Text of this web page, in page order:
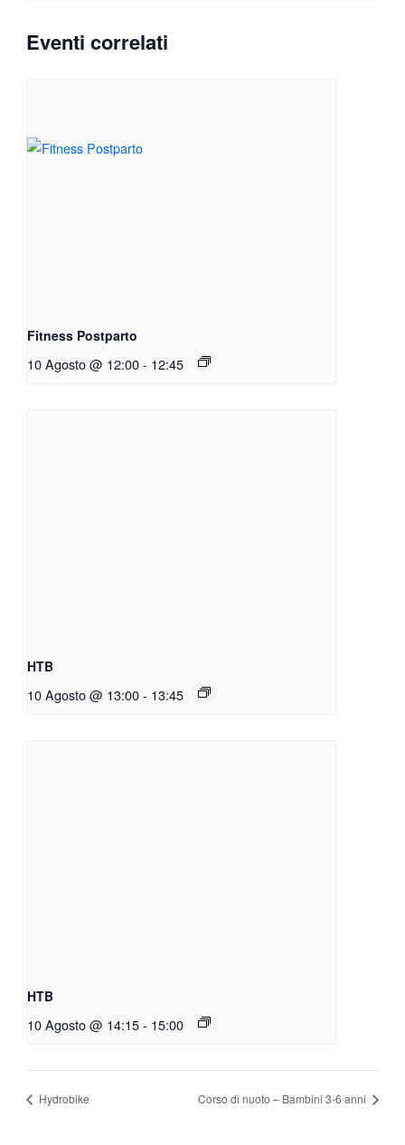
Eventi correlati
Fitness Postparto
10 Agosto @ 12:00 - 12:45
HTB
10 Agosto @ 13:00 - 13:45
HTB
10 Agosto @ 14:15 - 15:00
Hydrobike Corso di nuoto – Bambini 3-6 anni